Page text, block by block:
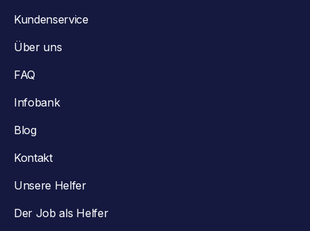
Kundenservice
Über uns
FAQ
Infobank
Blog
Kontakt
Unsere Helfer
Der Job als Helfer